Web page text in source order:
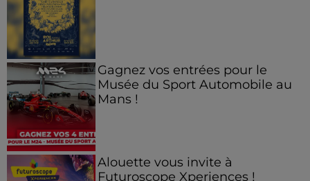
Gagnez vos entrées pour le
Musée du Sport Automobile au
Mans !
Alouette vous invite à
Futuroscope Xperiences !